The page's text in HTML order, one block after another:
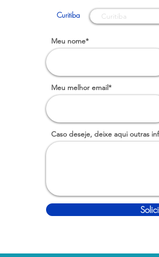
Curitiba
Meu nome*
Meu melhor email*
Caso deseje, deixe aqui outras